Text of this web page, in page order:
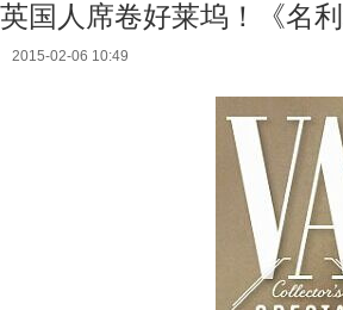
英国人席卷好莱坞！《名
2015-02-06 10:49